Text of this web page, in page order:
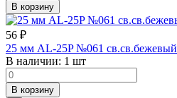
В корзину
56 ₽
25 мм AL-25P №061 св.св.бежевый
В наличии: 1 шт
В корзину